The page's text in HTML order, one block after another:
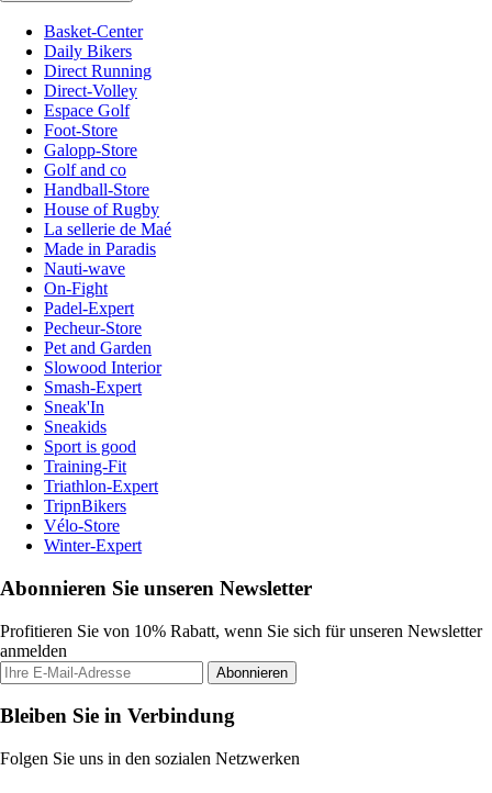
Basket-Center
Daily Bikers
Direct Running
Direct-Volley
Espace Golf
Foot-Store
Galopp-Store
Golf and co
Handball-Store
House of Rugby
La sellerie de Maé
Made in Paradis
Nauti-wave
On-Fight
Padel-Expert
Pecheur-Store
Pet and Garden
Slowood Interior
Smash-Expert
Sneak'In
Sneakids
Sport is good
Training-Fit
Triathlon-Expert
TripnBikers
Vélo-Store
Winter-Expert
Abonnieren Sie unseren Newsletter
Profitieren Sie von 10% Rabatt, wenn Sie sich für unseren Newsletter
anmelden
Abonnieren
Bleiben Sie in Verbindung
Folgen Sie uns in den sozialen Netzwerken